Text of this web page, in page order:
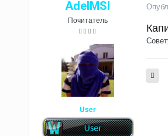
AdelMSI
Почитатель
User